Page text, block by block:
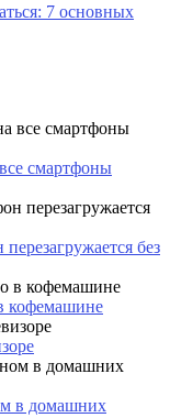
7 основных
смартфоны
без
кофемашине
в домашних